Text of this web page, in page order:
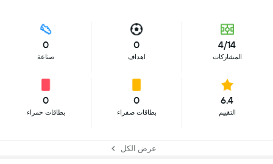
4/14
المشاركات
0
اهداف
0
صناعة
6.4
التقييم
0
بطاقات صفراء
0
بطاقات حمراء
عرض الكل